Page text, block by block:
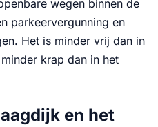
wegen binnen de
parkeervergunning en
Het is minder vrij dan in
krap dan in het
en het